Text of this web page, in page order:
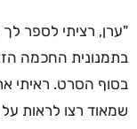
בתמנונית החכמה
בסוף הסרט. ראיתי
שמאוד רצו לראות